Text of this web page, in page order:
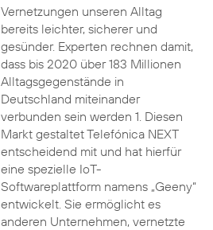
Vernetzungen unseren Alltag
bereits leichter, sicherer und
gesünder. Experten rechnen damit,
dass bis 2020 über 183 Millionen
Alltagsgegenstände in
Deutschland miteinander
verbunden sein werden 1. Diesen
Markt gestaltet Telefónica NEXT
entscheidend mit und hat hierfür
eine spezielle IoT-
Softwareplattform namens „Geeny“
entwickelt. Sie ermöglicht es
anderen Unternehmen, vernetzte